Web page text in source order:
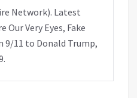
Network). Latest
Our Very Eyes, Fake
9/11 to Donald Trump,